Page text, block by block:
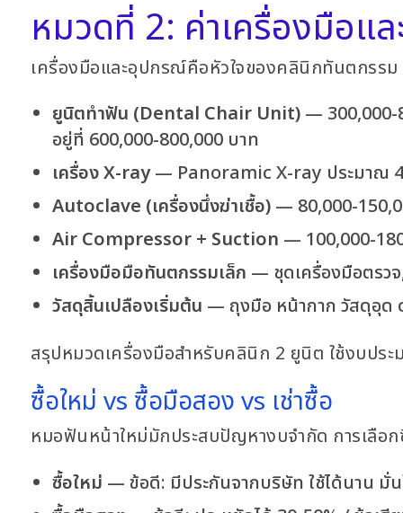
หมวดที่ 2: ค่าเครื่องมือ
เครื่องมือและอุปกรณ์คือหัวใจของคลินิกทันตกรร
ยูนิตทำฟัน (Dental Chair Unit) — 300,000-
อยู่ที่ 600,000-800,000 บาท
เครื่อง X-ray— Panoramic X-ray ประมาณ
Autoclave (เครื่องนึ่งฆ่าเชื้อ) — 80,000-
Air Compressor + Suction — 100,000-
เครื่องมือมือทันตกรรมเล็ก — ชุดเครื่องมือตรว
วัสดุสิ้นเปลืองเริ่มต้น — ถุงมือ หน้ากาก วัสดุอุด
สรุปหมวดเครื่องมือสำหรับคลินิก 2 ยูนิต ใช้งบปร
ซื้อใหม่ vs ซื้อมือสอง vs เช่าซื้อ
หมอฟันหน้าใหม่มักประสบปัญหางบจำกัด การเลือ
ซื้อใหม่ — ข้อดี: มีประกันจากบริษัท ใช้ได้นาน มั่น